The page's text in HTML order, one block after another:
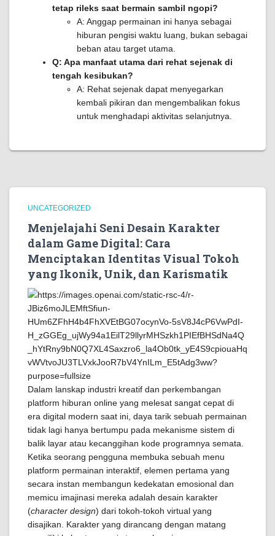
tetap rileks saat bermain sambil ngopi?
A: Anggap permainan ini hanya sebagai
hiburan pengisi waktu luang, bukan sebagai
beban atau target utama.
Q: Apa manfaat utama dari rehat sejenak di
tengah kesibukan?
A: Rehat sejenak dapat menyegarkan
kembali pikiran dan mengembalikan fokus
untuk menghadapi aktivitas selanjutnya.
UNCATEGORIZED
Menjelajahi Seni Desain Karakter
dalam Game Digital: Cara
Menciptakan Identitas Visual Tokoh
yang Ikonik, Unik, dan Karismatik
Dalam lanskap industri kreatif dan perkembangan
platform hiburan online yang melesat sangat cepat di
era digital modern saat ini, daya tarik sebuah permainan
tidak lagi hanya bertumpu pada mekanisme sistem di
balik layar atau kecanggihan kode programnya semata.
Ketika seorang pengguna membuka sebuah menu
platform permainan interaktif, elemen pertama yang
secara instan membangun kedekatan emosional dan
memicu imajinasi mereka adalah desain karakter
(character design) dari tokoh-tokoh virtual yang
disajikan. Karakter yang dirancang dengan matang